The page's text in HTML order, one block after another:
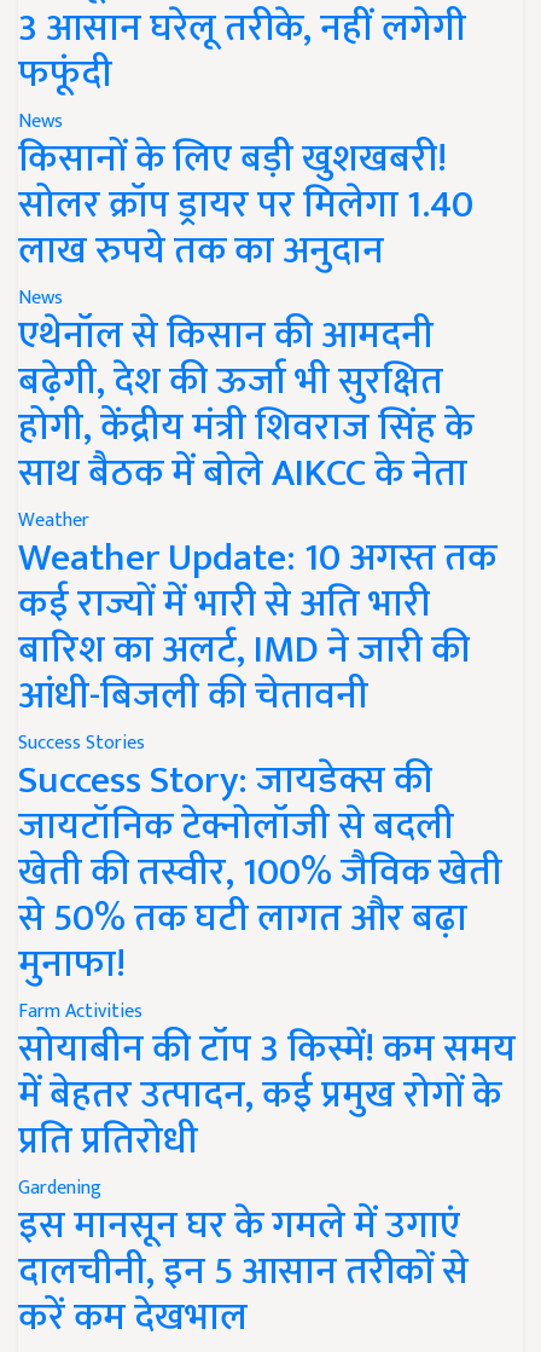
3 आसान घरेलू तरीके, नहीं लगेगी
फफूंदी
News
किसानों के लिए बड़ी खुशखबरी!
सोलर क्रॉप ड्रायर पर मिलेगा 1.40
लाख रुपये तक का अनुदान
News
एथेनॉल से किसान की आमदनी
बढ़ेगी, देश की ऊर्जा भी सुरक्षित
होगी, केंद्रीय मंत्री शिवराज सिंह के
साथ बैठक में बोले AIKCC के नेता
Weather
Weather Update: 10 अगस्त तक
कई राज्यों में भारी से अति भारी
बारिश का अलर्ट, IMD ने जारी की
आंधी-बिजली की चेतावनी
Success Stories
Success Story: जायडेक्स की
जायटॉनिक टेक्नोलॉजी से बदली
खेती की तस्वीर, 100% जैविक खेती
से 50% तक घटी लागत और बढ़ा
मुनाफा!
Farm Activities
सोयाबीन की टॉप 3 किस्में! कम समय
में बेहतर उत्पादन, कई प्रमुख रोगों के
प्रति प्रतिरोधी
Gardening
इस मानसून घर के गमले में उगाएं
दालचीनी, इन 5 आसान तरीकों से
करें कम देखभाल